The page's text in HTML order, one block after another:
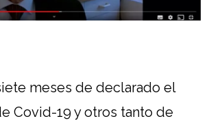
meses de declarado el
Covid-19 y otros tanto de